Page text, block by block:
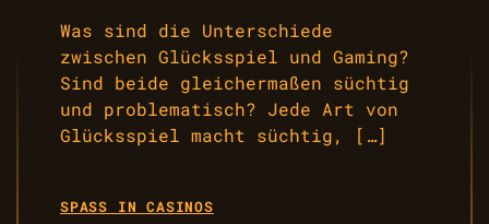
Was sind die Unterschiede
zwischen Glücksspiel und Gaming?
Sind beide gleichermaßen süchtig
und problematisch? Jede Art von
Glücksspiel macht süchtig, […]
SPASS IN CASINOS